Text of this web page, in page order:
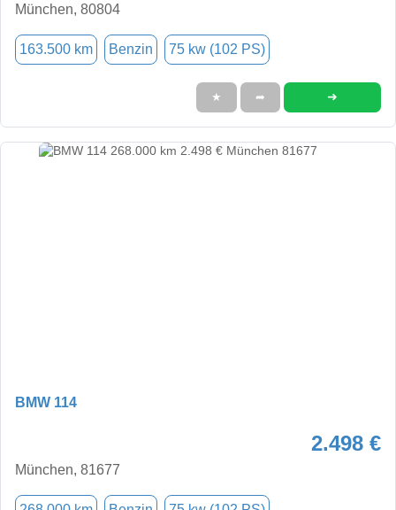
München, 80804
163.500 km Benzin 75 kw (102 PS)
★ ➦ ➜
BMW 114
2.498 €
München, 81677